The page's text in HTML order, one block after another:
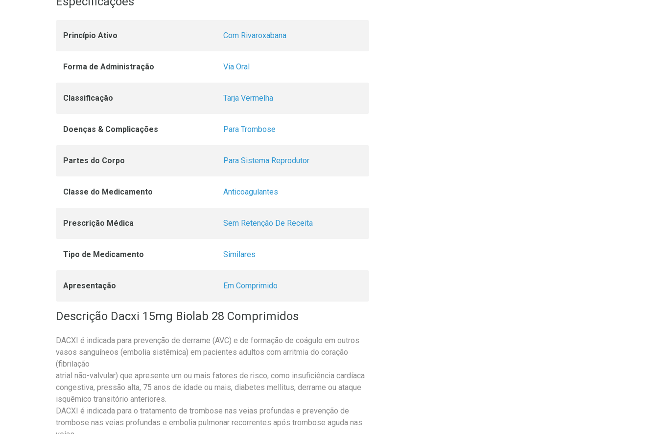
Princípio Ativo Com Rivaroxabana
Forma de Administração Via Oral
Classificação Tarja Vermelha
Doenças & Complicações Para Trombose
Partes do Corpo Para Sistema Reprodutor
Classe do Medicamento Anticoagulantes
Prescrição Médica Sem Retenção De Receita
Tipo de Medicamento Similares
Apresentação Em Comprimido
Descrição Dacxi 15mg Biolab 28 Comprimidos
DACXI é indicada para prevenção de derrame (AVC) e de formação de coágulo em outros
vasos sanguíneos (embolia sistêmica) em pacientes adultos com arritmia do coração
(fibrilação
atrial não-valvular) que apresente um ou mais fatores de risco, como insuficiência cardíaca
congestiva, pressão alta, 75 anos de idade ou mais, diabetes mellitus, derrame ou ataque
isquêmico transitório anteriores.
DACXI é indicada para o tratamento de trombose nas veias profundas e prevenção de
trombose nas veias profundas e embolia pulmonar recorrentes após trombose aguda nas